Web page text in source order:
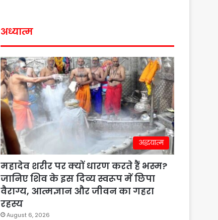
अध्यात्म
अद्धयात्म
महादेव शरीर पर क्यों धारण करते हैं भस्म?
जानिए शिव के इस दिव्य स्वरूप में छिपा
वैराग्य, आत्मज्ञान और जीवन का गहरा
रहस्य
August 6, 2026